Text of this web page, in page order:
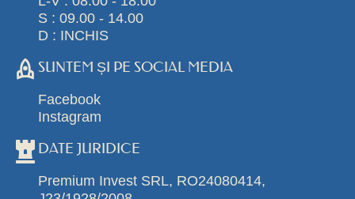
S : 09.00 - 14.00
D : INCHIS
SUNTEM ȘI PE SOCIAL MEDIA
Facebook
Instagram
DATE JURIDICE
Premium Invest SRL, RO24080414,